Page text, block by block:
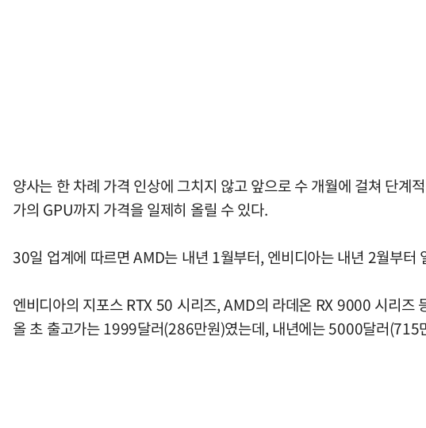
양사는 한 차례 가격 인상에 그치지 않고 앞으로 수 개월에 걸쳐 단
가의 GPU까지 가격을 일제히 올릴 수 있다.
30일 업계에 따르면 AMD는 내년 1월부터, 엔비디아는 내년 2월부터
엔비디아의 지포스 RTX 50 시리즈, AMD의 라데온 RX 9000 시리즈
올 초 출고가는 1999달러(286만원)였는데, 내년에는 5000달러(715